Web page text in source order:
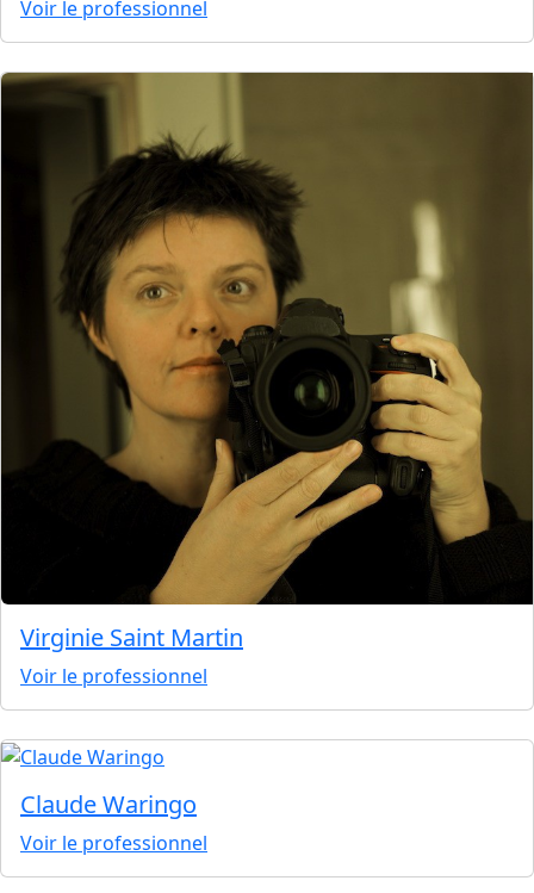
Voir le professionnel
Virginie Saint Martin
Voir le professionnel
Claude Waringo
Voir le professionnel